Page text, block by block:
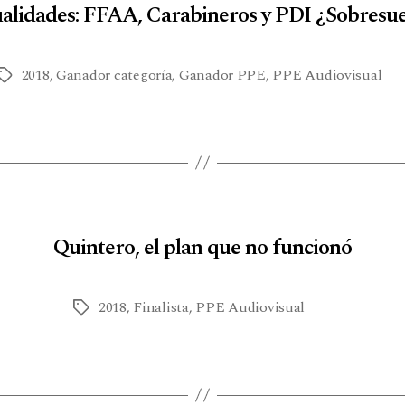
FFAA, Carabineros y PDI
2018,Ganador categoría, Ganador PPE, PPE Audiovisual
Quintero, el plan que no funcionó
2018, Finalista, PPE Audiovisual